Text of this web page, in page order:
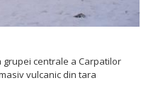
centrale a Carpatilor
vulcanic din tara